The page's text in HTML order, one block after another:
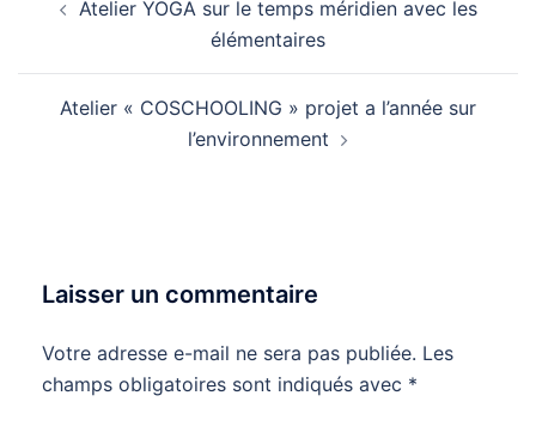
d’articleAtelier YOGA sur le temps méridien avec les
élémentaires
Atelier « COSCHOOLING » projet a l’année sur
l’environnement
Laisser un commentaire
Votre adresse e-mail ne sera pas publiée. Les
champs obligatoires sont indiqués avec *